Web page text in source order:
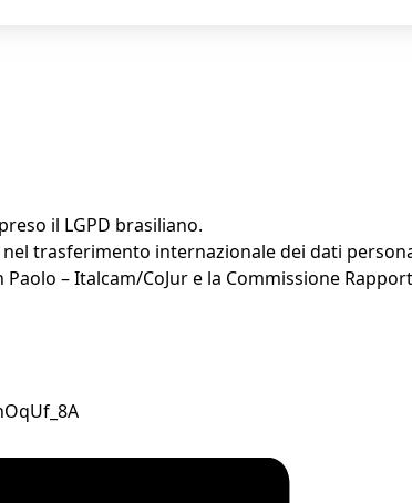
il LGPD brasiliano.
trasferimento internazionale dei dati
– Italcam/CoJur e la Commissione